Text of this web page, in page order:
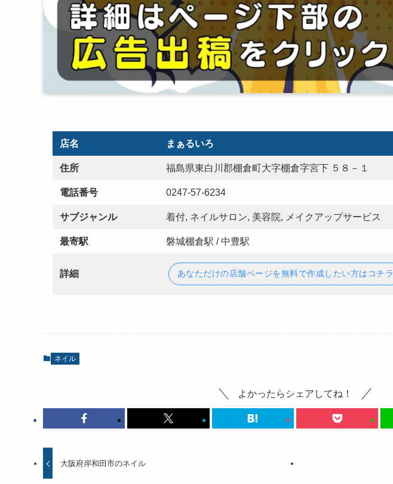
店名 まぁるいろ
住所 福島県東白川郡棚倉町大字棚倉字宮下 ５８－１
電話番号 0247-57-6234
サブジャンル 着付, ネイルサロン, 美容院, メイクアップサービス
最寄駅 磐城棚倉駅 / 中豊駅
詳細 あなただけの店舗ページを無料で作成したい方はコチラ
ネイル
よかったらシェアしてね！
大阪府岸和田市のネイル